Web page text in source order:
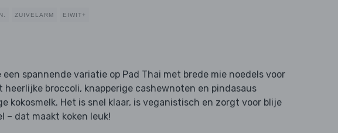
ZUIVELARM EIWIT+
een spannende variatie op Pad Thai met brede mie noedels voor
heerlijke broccoli, knapperige cashewnoten en pindasaus
kokosmelk. Het is snel klaar, is veganistisch en zorgt voor blije
– dat maakt koken leuk!